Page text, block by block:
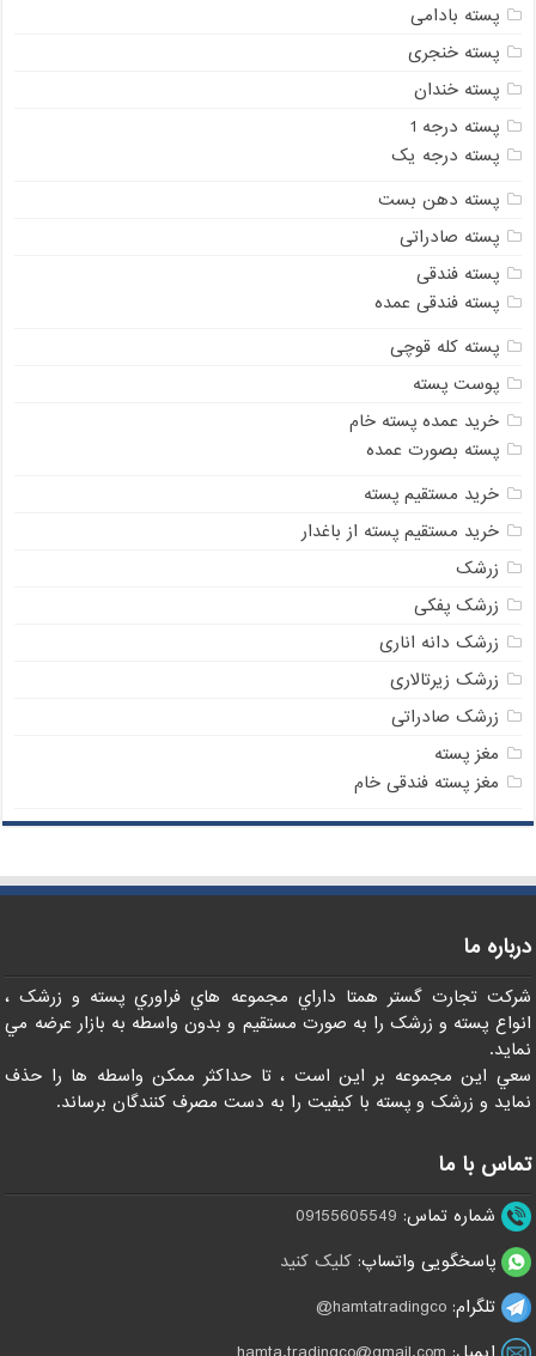
پسته بادامی
پسته خنجری
پسته خندان
پسته درجه 1
پسته درجه یک
پسته دهن بست
پسته صادراتی
پسته فندقی
پسته فندقی عمده
پسته کله قوچی
پوست پسته
خرید عمده پسته خام
پسته بصورت عمده
خرید مستقیم پسته
خرید مستقیم پسته از باغدار
زرشک
زرشک پفکی
زرشک دانه اناری
زرشک زیرتالاری
زرشک صادراتی
مغز پسته
مغز پسته فندقی خام
درباره ما
شرکت تجارت گستر همتا داراي مجموعه هاي فراوري پسته و زرشک ،
انواع پسته و زرشک را به صورت مستقيم و بدون واسطه به بازار عرضه مي
نمايد.
سعي اين مجموعه بر اين است ، تا حداکثر ممکن واسطه ها را حذف
نمايد و زرشک و پسته با کيفيت را به دست مصرف کنندگان برساند.
تماس با ما
شماره تماس: 09155605549
پاسخگویی واتساپ:کلیک کنید
تلگرام:hamtatradingco@